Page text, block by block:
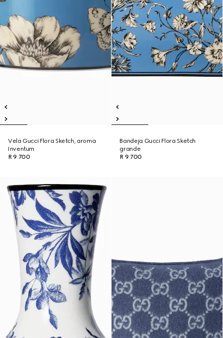
Vela Gucci Flora Sketch, aroma
Inventum
R 9 700
Bandeja Gucci Flora Sketch
grande
R 9 700